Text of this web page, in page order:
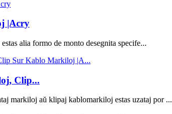
|Acry
alia formo de monto desegnita specife...
Clip...
markiloj aŭ klipaj kablomarkiloj estas uzataj por ...